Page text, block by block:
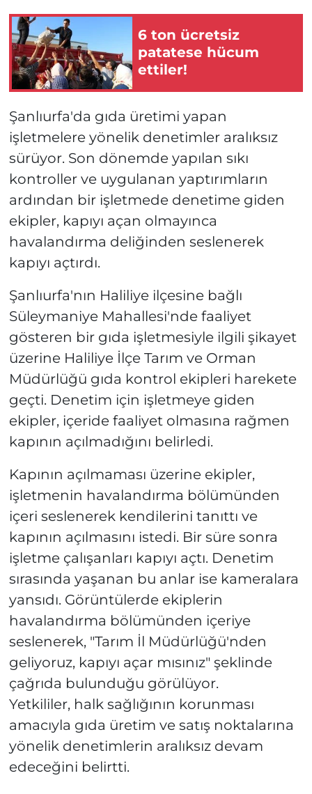
6 ton ücretsiz
patatese hücum
ettiler!
Şanlıurfa'da gıda üretimi yapan
işletmelere yönelik denetimler aralıksız
sürüyor. Son dönemde yapılan sıkı
kontroller ve uygulanan yaptırımların
ardından bir işletmede denetime giden
ekipler, kapıyı açan olmayınca
havalandırma deliğinden seslenerek
kapıyı açtırdı.
Şanlıurfa'nın Haliliye ilçesine bağlı
Süleymaniye Mahallesi'nde faaliyet
gösteren bir gıda işletmesiyle ilgili şikayet
üzerine Haliliye İlçe Tarım ve Orman
Müdürlüğü gıda kontrol ekipleri harekete
geçti. Denetim için işletmeye giden
ekipler, içeride faaliyet olmasına rağmen
kapının açılmadığını belirledi.
Kapının açılmaması üzerine ekipler,
işletmenin havalandırma bölümünden
içeri seslenerek kendilerini tanıttı ve
kapının açılmasını istedi. Bir süre sonra
işletme çalışanları kapıyı açtı. Denetim
sırasında yaşanan bu anlar ise kameralara
yansıdı. Görüntülerde ekiplerin
havalandırma bölümünden içeriye
seslenerek, "Tarım İl Müdürlüğü'nden
geliyoruz, kapıyı açar mısınız" şeklinde
çağrıda bulunduğu görülüyor.
Yetkililer, halk sağlığının korunması
amacıyla gıda üretim ve satış noktalarına
yönelik denetimlerin aralıksız devam
edeceğini belirtti.